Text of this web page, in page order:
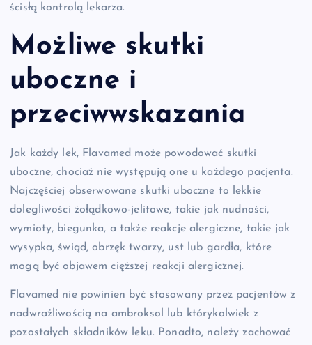
ścisłą kontrolą lekarza.
Możliwe skutki
uboczne i
przeciwwskazania
Jak każdy lek, Flavamed może powodować skutki
uboczne, chociaż nie występują one u każdego pacjenta.
Najczęściej obserwowane skutki uboczne to lekkie
dolegliwości żołądkowo-jelitowe, takie jak nudności,
wymioty, biegunka, a także reakcje alergiczne, takie jak
wysypka, świąd, obrzęk twarzy, ust lub gardła, które
mogą być objawem cięższej reakcji alergicznej.
Flavamed nie powinien być stosowany przez pacjentów z
nadwrażliwością na ambroksol lub którykolwiek z
pozostałych składników leku. Ponadto, należy zachować